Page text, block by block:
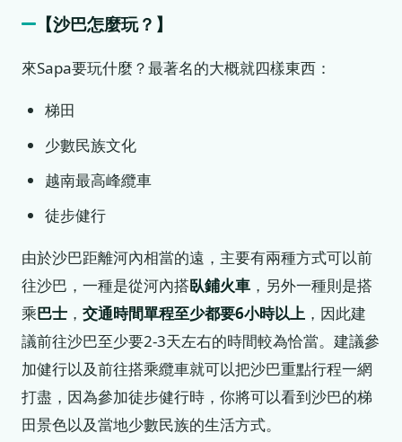
【沙巴怎麼玩？】
來Sapa要玩什麼？最著名的大概就四樣東西：
梯田
少數民族文化
越南最高峰纜車
徒步健行
由於沙巴距離河內相當的遠，主要有兩種方式可以前
往沙巴，一種是從河內搭臥鋪火車 ，另外一種則是搭
乘巴士 ， 交通時間單程至少都要6小時以上 ，因此建
議前往沙巴至少要2-3天左右的時間較為恰當。建議參
加健行以及前往搭乘纜車就可以把沙巴重點行程一網
打盡，因為參加徒步健行時，你將可以看到沙巴的梯
田景色以及當地少數民族的生活方式。